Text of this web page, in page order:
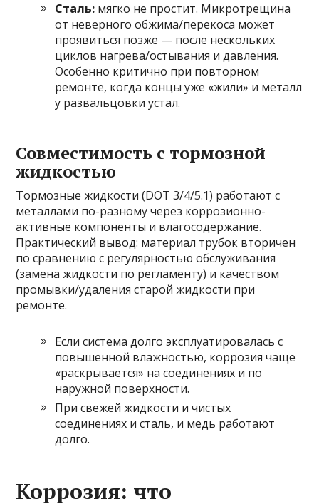
Сталь: мягко не простит. Микротрещина
от неверного обжима/перекоса может
проявиться позже — после нескольких
циклов нагрева/остывания и давления.
Особенно критично при повторном
ремонте, когда концы уже «жили» и металл
у развальцовки устал.
Совместимость с тормозной
жидкостью
Тормозные жидкости (DOT 3/4/5.1) работают с
металлами по-разному через коррозионно-
активные компоненты и влагосодержание.
Практический вывод: материал трубок вторичен
по сравнению с регулярностью обслуживания
(замена жидкости по регламенту) и качеством
промывки/удаления старой жидкости при
ремонте.
Если система долго эксплуатировалась с
повышенной влажностью, коррозия чаще
«раскрывается» на соединениях и по
наружной поверхности.
При свежей жидкости и чистых
соединениях и сталь, и медь работают
долго.
Коррозия: что